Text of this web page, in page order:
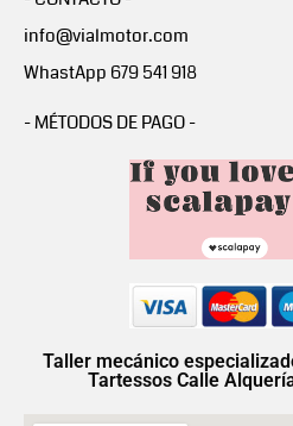
info@vialmotor.com
WhastApp 679 541 918
- MÉTODOS DE PAGO -
Taller mecánico
Tartessos Calle